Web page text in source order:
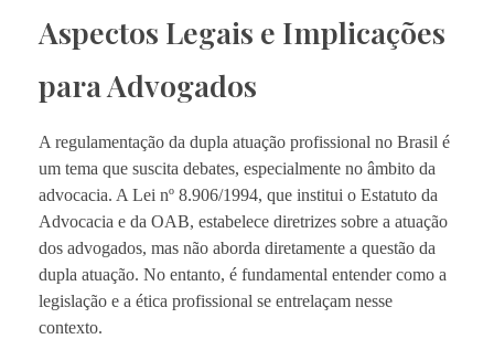
Aspectos Legais e Implicações
para Advogados
A regulamentação da dupla atuação profissional no Brasil é
um tema que suscita debates, especialmente no âmbito da
advocacia. A Lei nº 8.906/1994, que institui o Estatuto da
Advocacia e da OAB, estabelece diretrizes sobre a atuação
dos advogados, mas não aborda diretamente a questão da
dupla atuação. No entanto, é fundamental entender como a
legislação e a ética profissional se entrelaçam nesse
contexto.